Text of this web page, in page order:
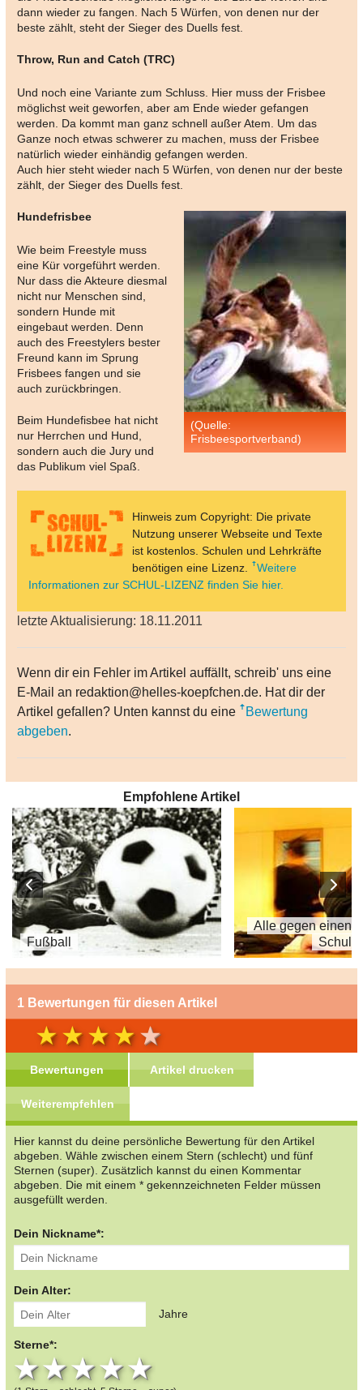
dann wieder zu fangen. Nach 5 Würfen, von denen nur der
beste zählt, steht der Sieger des Duells fest.
Throw, Run and Catch (TRC)
Und noch eine Variante zum Schluss. Hier muss der Frisbee
möglichst weit geworfen, aber am Ende wieder gefangen
werden. Da kommt man ganz schnell außer Atem. Um das
Ganze noch etwas schwerer zu machen, muss der Frisbee
natürlich wieder einhändig gefangen werden.
Auch hier steht wieder nach 5 Würfen, von denen nur der beste
zählt, der Sieger des Duells fest.
(Quelle:
Frisbeesportverband)
Hundefrisbee
Wie beim Freestyle muss
eine Kür vorgeführt werden.
Nur dass die Akteure diesmal
nicht nur Menschen sind,
sondern Hunde mit
eingebaut werden. Denn
auch des Freestylers bester
Freund kann im Sprung
Frisbees fangen und sie
auch zurückbringen.
Beim Hundefisbee hat nicht
nur Herrchen und Hund,
sondern auch die Jury und
das Publikum viel Spaß.
Hinweis zum Copyright: Die private
Nutzung unserer Webseite und Texte
ist kostenlos. Schulen und Lehrkräfte
benötigen eine Lizenz.
Weitere
Informationen zur SCHUL-LIZENZ finden Sie hier.
letzte Aktualisierung: 18.11.2011
Wenn dir ein Fehler im Artikel auffällt, schreib' uns eine
E-Mail an redaktion@helles-koepfchen.de. Hat dir der
Artikel gefallen? Unten kannst du eine
Bewertung
abgeben.
Empfohlene Artikel
Fußball
Alle gegen einen -
1 Bewertungen für diesen Artikel
Bewertungen Artikel drucken
Weiterempfehlen
Hier kannst du deine persönliche Bewertung für den Artikel
abgeben. Wähle zwischen einem Stern (schlecht) und fünf
Sternen (super). Zusätzlich kannst du einen Kommentar
abgeben. Die mit einem * gekennzeichneten Felder müssen
ausgefüllt werden.
Dein Nickname*:
Dein Alter:
Jahre
Sterne*:
4 stars
3 stars
2 stars
1 star